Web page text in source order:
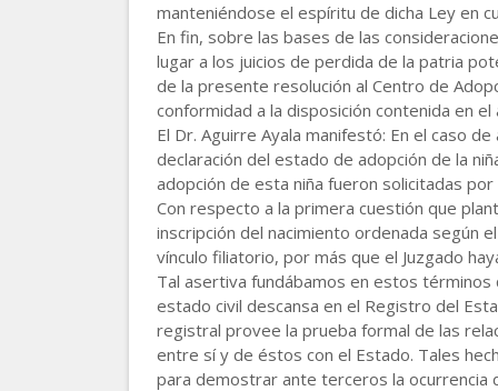
manteniéndose el espíritu de dicha Ley en
En fin, sobre las bases de las
lugar a los juicios de perdida de la patria
de la presente resolución al Centro de
conformidad a la disposición contenida en
El Dr. Aguirre Ayala manifestó: En el caso
declaración del estado de adopción de la
adopción de esta niña fueron solicitadas
Con respecto a la primera cuestión que
inscripción del nacimiento ordenada según
vínculo filiatorio, por más que el Juzgado
Tal asertiva fundábamos en estos
estado civil descansa en el Registro del
registral provee la prueba formal de las
entre sí y de éstos con el Estado. Tales
para demostrar ante terceros la ocurrencia